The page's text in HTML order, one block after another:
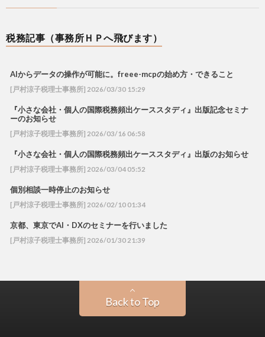
税務記事（事務所ＨＰへ飛びます）
AIからデータの操作が可能に。freee-mcpの始め方・できること
[戸村涼子税理士事務所] 2026/03/30 15:29
『小さな会社・個人の国際税務頻出ケーススタディ』出版記念セミナ
ーのお知らせ
[戸村涼子税理士事務所] 2026/03/16 06:58
『小さな会社・個人の国際税務頻出ケーススタディ』出版のお知らせ
[戸村涼子税理士事務所] 2026/03/04 05:52
個別相談一時停止のお知らせ
[戸村涼子税理士事務所] 2026/02/10 01:34
京都、東京でAI・DXのセミナーを行いました
[戸村涼子税理士事務所] 2026/01/30 21:39
Back to Top